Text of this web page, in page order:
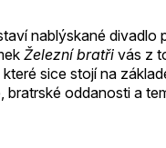
nablýskané divadlo
Železní bratři vás z
sice stojí na
oddanosti a